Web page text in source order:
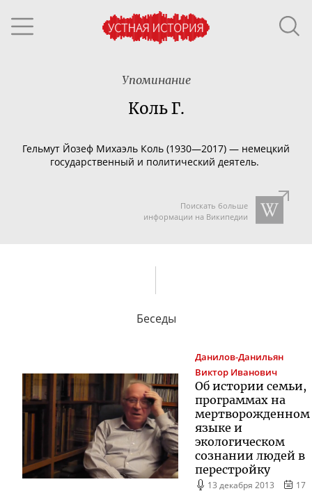
Упоминание
Коль Г.
Гельмут Йозеф Михаэль Коль (1930—2017) — немецкий
государственный и политический деятель.
Поискать больше
информации на Википедии
Беседы
Данилов-Данильян
Виктор Иванович
Об истории семьи,
программах на
мертворожденном
языке и
экологическом
сознании людей в
перестройку
13 декабря 2013
17